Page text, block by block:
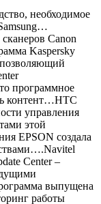
необходимое
Canon
Kaspersky
программное
контент…HTC
управления
этой
EPSON создала
Center –
выпущена
работы